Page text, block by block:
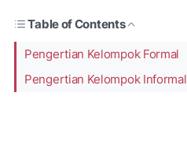
Table of Contents
Pengertian Kelompok Formal
Pengertian Kelompok Informal